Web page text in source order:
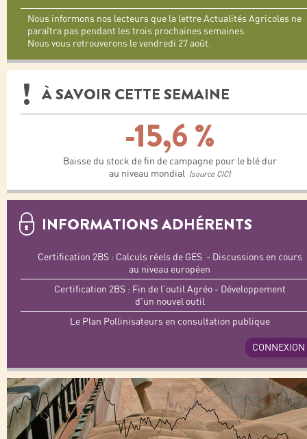
Nous informons nos lecteurs que la lettre Actualités Agricoles ne
paraîtra pas pendant les trois prochaines semaines.
Nous vous retrouverons le vendredi 27 août.
À SAVOIR CETTE SEMAINE
-15,6 %
Baisse du stock de fin de campagne pour le blé dur
au niveau mondial (source CIC)
INFORMATIONS ADHÉRENTS
Certification 2BS : Calculs réels de GES - Discussions en cours
au niveau européen
Certification 2BS : Fin de l'outil Agréo - Développement
d'un nouvel outil
Le Plan Pollinisateurs en consultation publique
CONNEXION